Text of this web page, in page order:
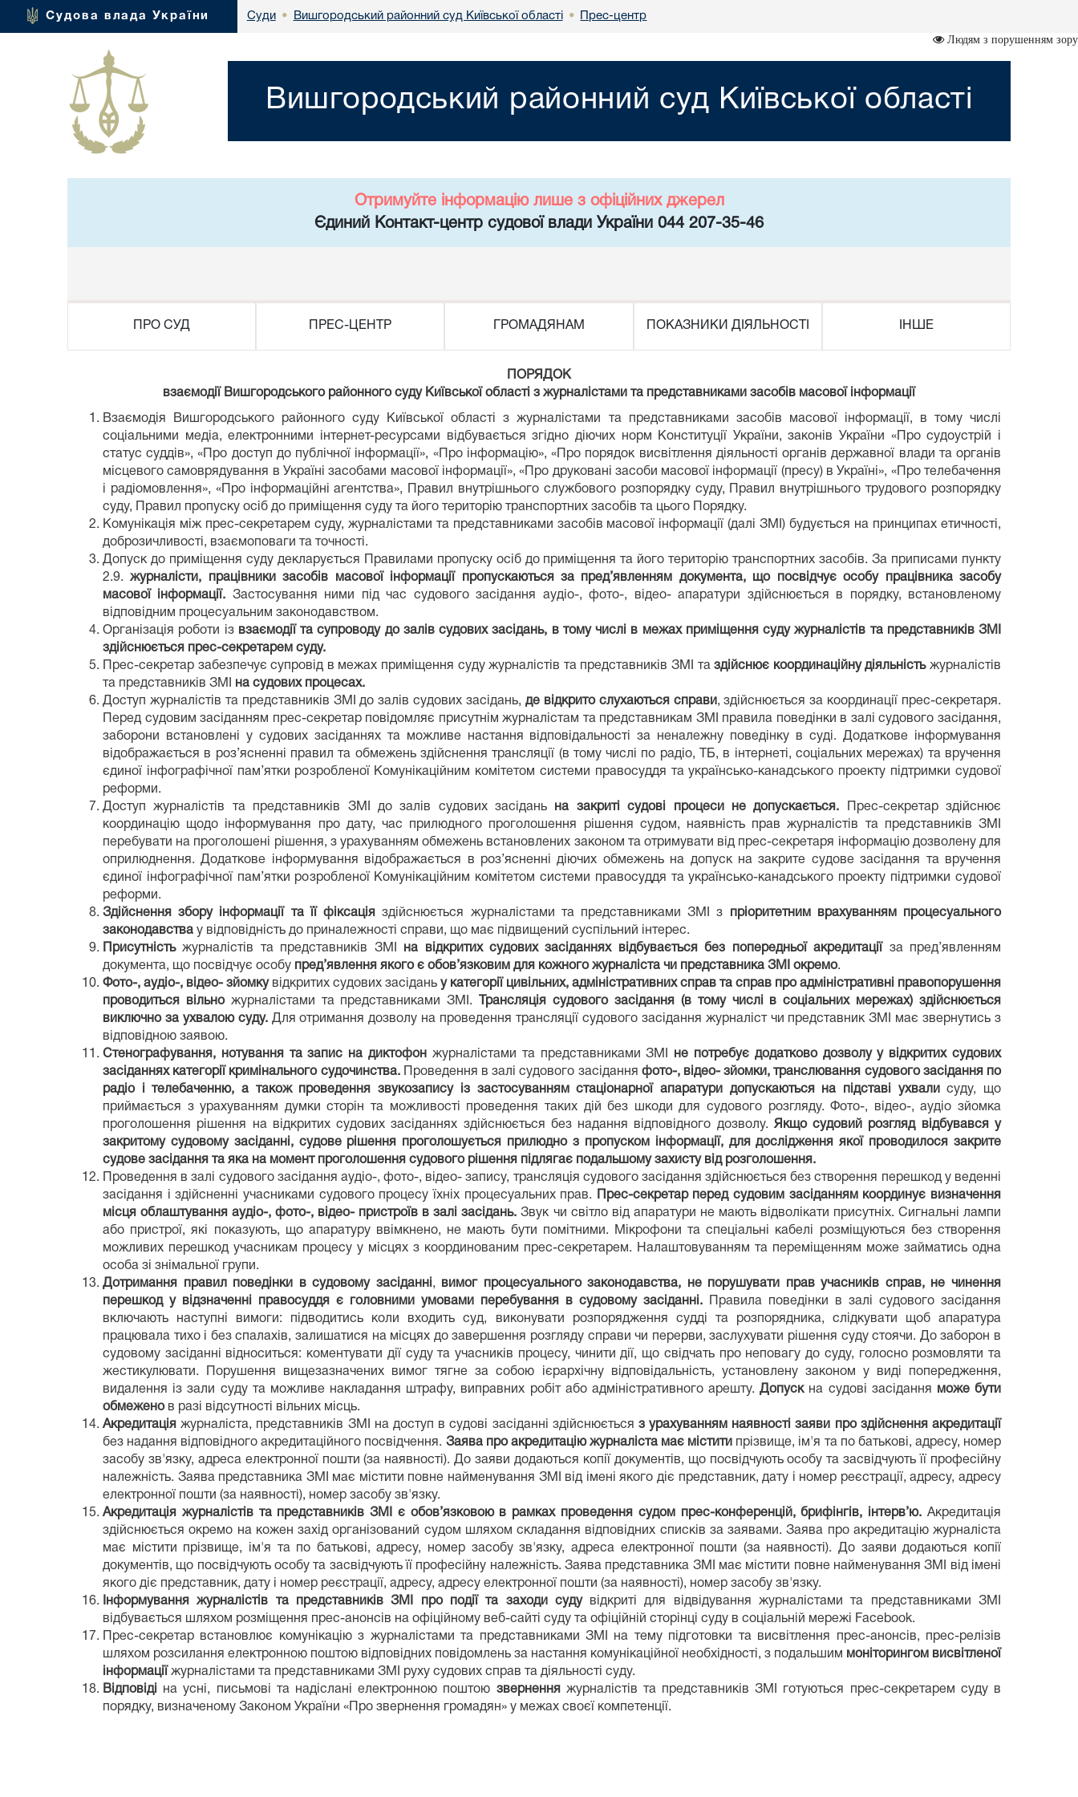
Судова влада України Суди • Вишгородський районний суд Київської області • Прес-центр
Людям з порушенням зору
Вишгородський районний суд Київської області
Отримуйте інформацію лише з офіційних джерел
Єдиний Контакт-центр судової влади України 044 207-35-46
ПРО СУД ПРЕС-ЦЕНТР ГРОМАДЯНАМ ПОКАЗНИКИ ДІЯЛЬНОСТІ ІНШЕ
ПОРЯДОК
взаємодії Вишгородського районного суду Київської області з журналістами та представниками засобів масової інформації
Взаємодія Вишгородського районного суду Київської області з журналістами та представниками засобів масової інформації, в тому числі
соціальними медіа, електронними інтернет-ресурсами відбувається згідно діючих норм Конституції України, законів України «Про судоустрій і
статус суддів», «Про доступ до публічної інформації», «Про інформацію», «Про порядок висвітлення діяльності органів державної влади та органів
місцевого самоврядування в Україні засобами масової інформації», «Про друковані засоби масової інформації (пресу) в Україні», «Про телебачення
і радіомовлення», «Про інформаційні агентства», Правил внутрішнього службового розпорядку суду, Правил внутрішнього трудового розпорядку
суду, Правил пропуску осіб до приміщення суду та його територію транспортних засобів та цього Порядку.
Комунікація між прес-секретарем суду, журналістами та представниками засобів масової інформації (далі ЗМІ) будується на принципах етичності,
доброзичливості, взаємоповаги та точності.
Допуск до приміщення суду декларується Правилами пропуску осіб до приміщення та його територію транспортних засобів. За приписами пункту
2.9.журналісти, працівники засобів масової інформації пропускаються за пред’явленням документа, що посвідчує особу працівника засобу
масової інформації. Застосування ними під час судового засідання аудіо-, фото-, відео- апаратури здійснюється в порядку, встановленому
відповідним процесуальним законодавством.
Організація роботи із взаємодії та супроводу до залів судових засідань, в тому числі в межах приміщення суду журналістів та представників ЗМІ
здійснюється прес-секретарем суду.
Прес-секретар забезпечує супровід в межах приміщення суду журналістів та представників ЗМІ таздійснює координаційну діяльністьжурналістів
та представників ЗМІ на судових процесах.
Доступ журналістів та представників ЗМІ до залів судових засідань, де відкрито слухаються справи, здійснюється за координації прес-секретаря.
Перед судовим засіданням прес-секретар повідомляє присутнім журналістам та представникам ЗМІ правила поведінки в залі судового засідання,
заборони встановлені у судових засіданнях та можливе настання відповідальності за неналежну поведінку в суді. Додаткове інформування
відображається в роз’ясненні правил та обмежень здійснення трансляції (в тому числі по радіо, ТБ, в інтернеті, соціальних мережах) та вручення
єдиної інфографічної пам’ятки розробленої Комунікаційним комітетом системи правосуддя та українсько-канадського проекту підтримки судової
реформи.
Доступ журналістів та представників ЗМІ до залів судових засідань на закриті судові процеси не допускається. Прес-секретар здійснює
координацію щодо інформування про дату, час прилюдного проголошення рішення судом, наявність прав журналістів та представників ЗМІ
перебувати на проголошені рішення, з урахуванням обмежень встановлених законом та отримувати від прес-секретаря інформацію дозволену для
оприлюднення. Додаткове інформування відображається в роз’ясненні діючих обмежень на допуск на закрите судове засідання та вручення
єдиної інфографічної пам’ятки розробленої Комунікаційним комітетом системи правосуддя та українсько-канадського проекту підтримки судової
реформи.
Здійснення збору інформації
та її фіксація здійснюється журналістами та представниками ЗМІ з
пріоритетним врахуванням процесуального
законодавства у відповідність до приналежності справи, що має підвищений суспільний інтерес.
Присутністьжурналістів та представників ЗМІ на відкритих судових засіданнях відбувається без попередньої акредитації за пред’явленням
документа, що посвідчує особу пред’явлення якого є обов’язковим для кожного журналіста чи представника ЗМІ окремо.
Фото-, аудіо-, відео- зйомку відкритих судових засідань у категорії цивільних, адміністративних справ та справ про адміністративні правопорушення
проводиться вільно журналістами та представниками ЗМІ.
Трансляція судового засідання (в тому числі в соціальних мережах) здійснюється
виключно за ухвалою суду. Для отримання дозволу на проведення трансляції судового засідання журналіст чи представник ЗМІ має звернутись з
відповідною заявою.
Стенографування, нотування та запис на диктофон журналістами та представниками ЗМІ не потребує додатково дозволу у відкритих судових
засіданнях категорії кримінального судочинства.Проведення в залі судового засідання фото-, відео- зйомки, транслювання судового засідання по
радіо і телебаченню, а також проведення звукозапису із застосуванням стаціонарної апаратури допускаються на підставі ухвалисуду, що
приймається з урахуванням думки сторін та можливості проведення таких дій без шкоди для судового розгляду. Фото-, відео-, аудіо зйомка
проголошення рішення на відкритих судових засіданнях здійснюється без надання відповідного дозволу. Якщо судовий розгляд відбувався у
закритому судовому засіданні, судове рішення проголошується прилюдно з пропуском інформації, для дослідження якої проводилося закрите
судове засідання та яка на момент проголошення судового рішення підлягає подальшому захисту від розголошення.
Проведення в залі судового засідання аудіо-, фото-, відео- запису, трансляція судового засідання здійснюється без створення перешкод у веденні
засідання і здійсненні учасниками судового процесу їхніх процесуальних прав.
Прес-секретар перед судовим засіданням координує визначення
місця облаштування аудіо-, фото-, відео- пристроїв в залі засідань.Звук чи світло від апаратури не мають відволікати присутніх. Сигнальні лампи
або пристрої, які показують, що апаратуру ввімкнено, не мають бути помітними. Мікрофони та спеціальні кабелі розміщуються без створення
можливих перешкод учасникам процесу у місцях з координованим прес-секретарем. Налаштовуванням та переміщенням може займатись одна
особа зі знімальної групи.
Дотримання правил поведінки в судовому засіданні, вимог процесуального законодавства, не порушувати прав учасників справ, не чинення
перешкод у відзначенні правосуддя є головними умовами перебування в судовому засіданні.
Правила поведінки в залі судового засідання
включають наступні вимоги: підводитись коли входить суд, виконувати розпорядження судді та розпорядника, слідкувати щоб апаратура
працювала тихо і без спалахів, залишатися на місцях до завершення розгляду справи чи перерви, заслухувати рішення суду стоячи. До заборон в
судовому засіданні відноситься: коментувати дії суду та учасників процесу, чинити дії, що свідчать про неповагу до суду, голосно розмовляти та
жестикулювати. Порушення вищезазначених вимог тягне за собою ієрархічну відповідальність, установлену законом у виді попередження,
видалення із зали суду та можливе накладання штрафу, виправних робіт або адміністративного арешту.Допускна судові засідання може бути
обмеженов разі відсутності вільних місць.
Акредитація журналіста, представників ЗМІ на доступ в судові засіданні здійснюється з урахуванням наявності заяви про здійснення акредитації
без надання відповідного акредитаційного посвідчення. Заява про акредитацію журналіста має містити прізвище, ім'я та по батькові, адресу, номер
засобу зв'язку, адреса електронної пошти (за наявності). До заяви додаються копії документів, що посвідчують особу та засвідчують її професійну
належність. Заява представника ЗМІ має містити повне найменування ЗМІ від імені якого діє представник, дату і номер реєстрації, адресу, адресу
електронної пошти (за наявності), номер засобу зв'язку.
Акредитація журналістів та представників ЗМІ є обов’язковою в рамках проведення судом прес-конференцій, брифінгів, інтерв’ю. Акредитація
здійснюється окремо на кожен захід організований судом шляхом складання відповідних списків за заявами. Заява про акредитацію журналіста
має містити прізвище, ім'я та по батькові, адресу, номер засобу зв'язку, адреса електронної пошти (за наявності). До заяви додаються копії
документів, що посвідчують особу та засвідчують її професійну належність. Заява представника ЗМІ має містити повне найменування ЗМІ від імені
якого діє представник, дату і номер реєстрації, адресу, адресу електронної пошти (за наявності), номер засобу зв'язку.
Інформування журналістів та представників ЗМІ про події та заходи суду відкриті для відвідування журналістами та представниками ЗМІ
відбувається шляхом розміщення прес-анонсів на офіційному веб-сайті суду та офіційній сторінці суду в соціальній мережі Facebook.
Прес-секретар встановлює комунікацію з журналістами та представниками ЗМІ на тему підготовки та висвітлення прес-анонсів, прес-релізів
шляхом розсилання електронною поштою відповідних повідомлень за настання комунікаційної необхідності, з подальшим моніторингом висвітленої
інформації журналістами та представниками ЗМІ руху судових справ та діяльності суду.
Відповіді на усні, письмові та надіслані електронною поштою звернення журналістів та представників ЗМІ готуються прес-секретарем суду в
порядку, визначеному Законом України «Про звернення громадян» у межах своєї компетенції.